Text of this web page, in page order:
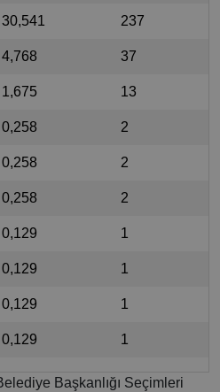
30,541 237
4,768 37
1,675 13
0,258 2
0,258 2
0,258 2
0,129 1
0,129 1
0,129 1
0,129 1
Başkanlığı Seçimleri